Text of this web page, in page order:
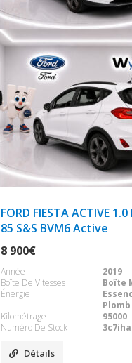
FORD FIESTA ACTIVE
85 S&S BVM6 Active
8 900€
Année
2019
Boîte De Vitesses
Boîte
Énergie
Plomb
Kilométrage
95000
Numéro De Stock
Détails